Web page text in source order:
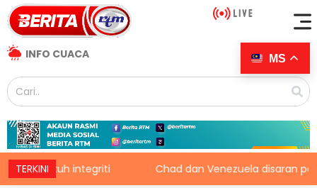
INFO CUACA
TERKINIintegriti Chad dan Venezuela disaran
MS